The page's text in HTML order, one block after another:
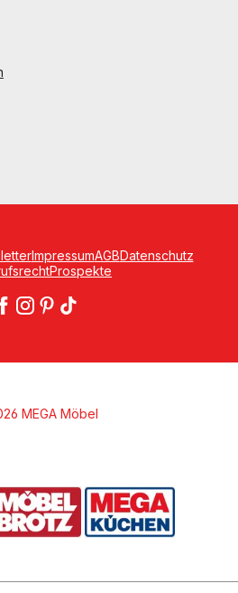
ImpressumAGBDatenschutz
Prospekte
MEGA Möbel